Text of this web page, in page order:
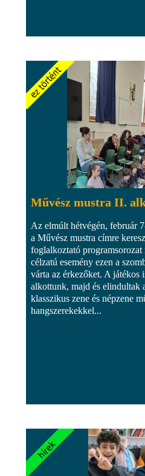
Művész mustra II.
Az elmúlt hétvégén, február
a Művész mustra címre
foglalkoztató
célzatú esemény ezen a
várta az érkezőket. A játékos
alkottunk, majd és elindultak
klasszikus zene és népzene
hangszerekekkel...